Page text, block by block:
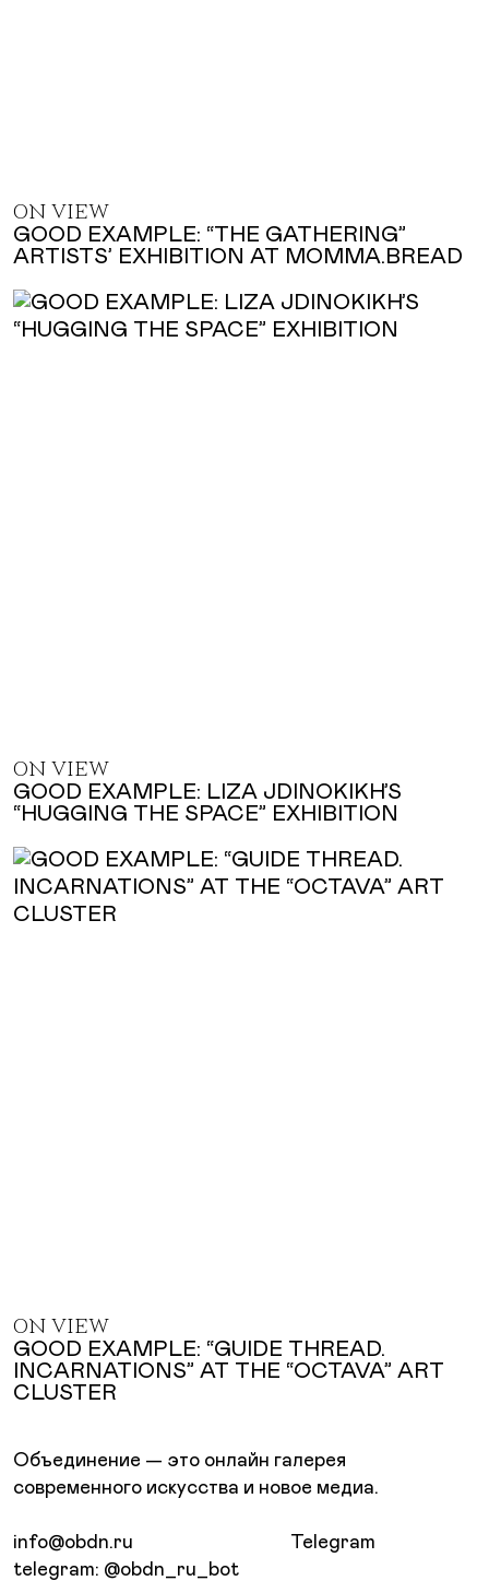
ON VIEW
GOOD EXAMPLE: “THE GATHERING”
ARTISTS’ EXHIBITION AT MOMMA.BREAD
ON VIEW
GOOD EXAMPLE: LIZA JDINOKIKH’S
“HUGGING THE SPACE” EXHIBITION
ON VIEW
GOOD EXAMPLE: “GUIDE THREAD.
INCARNATIONS” AT THE “OCTAVA” ART
CLUSTER
Объединение — это онлайн галерея
современного искусства и новое медиа.
info@obdn.ru
telegram: @obdn_ru_bot
Telegram